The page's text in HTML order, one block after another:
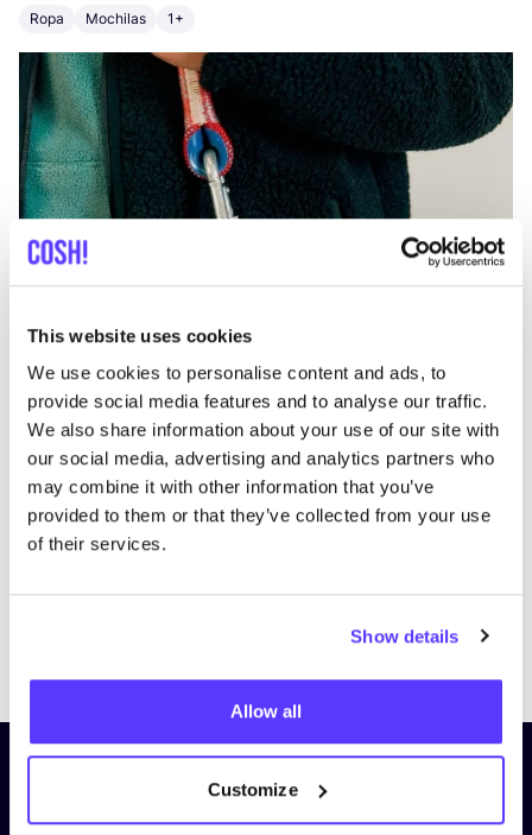
This website uses cookies
We use cookies to personalise content and ads, to
provide social media features and to analyse our traffic.
We also share information about your use of our site with
our social media, advertising and analytics partners who
may combine it with other information that you’ve
provided to them or that they’ve collected from your use
of their services.
Show details
Allow all
Customize
Ropa Mochilas 1+
PreviousNext
¡Suscríbete a nuestro boletín
y mantente informado!